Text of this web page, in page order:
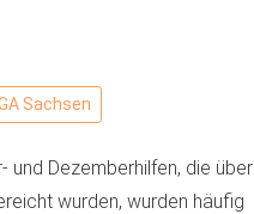
Sachsen
und Dezemberhilfen, die über
wurden, wurden häufig